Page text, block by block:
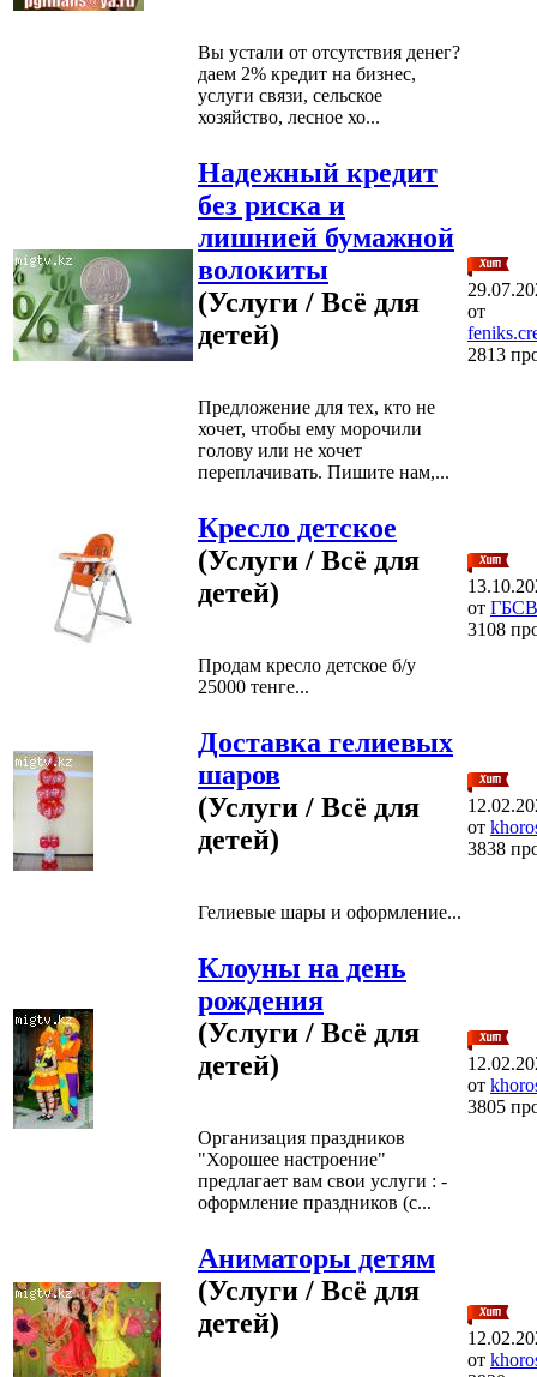
Вы устали от отсутствия денег?
даем 2% кредит на бизнес,
услуги связи, сельское
хозяйство, лесное хо...
Надежный кредит
без риска и
лишнией бумажной
волокиты
(Услуги / Всё для
детей)
Предложение для тех, кто не
хочет, чтобы ему морочили
голову или не хочет
переплачивать. Пишите нам,...
от
2813
Кресло детское
(Услуги / Всё для
детей)
Продам кресло детское б/у
25000 тенге...
от ГБСВ
3108
Доставка гелиевых
шаров
(Услуги / Всё для
детей)
Гелиевые шары и оформление...
от
3838
Клоуны на день
рождения
(Услуги / Всё для
детей)
Организация праздников
"Хорошее настроение"
предлагает вам свои услуги : -
оформление праздников (с...
от
3805
Аниматоры детям
(Услуги / Всё для
детей)
от